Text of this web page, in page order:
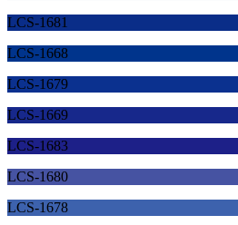
LCS-1681
LCS-1668
LCS-1679
LCS-1669
LCS-1683
LCS-1680
LCS-1678